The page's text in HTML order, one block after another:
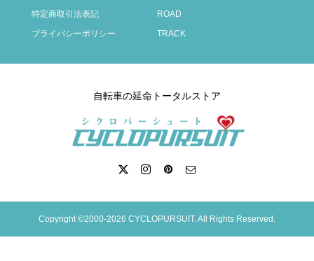
特定商取引法表記
プライバシーポリシー
ROAD
TRACK
自転車の延命トータルストア
Copyright ©2000-2026 CYCLOPURSUIT. All Rights Reserved.